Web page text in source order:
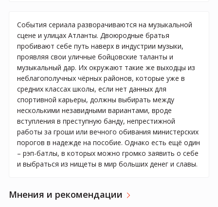
События сериала разворачиваются на музыкальной
сцене и улицах Атланты. Двоюродные братья
пробивают себе путь наверх в индустрии музыки,
проявляя свои уличные бойцовские таланты и
музыкальный дар. Их окружают такие же выходцы из
неблагополучных чёрных районов, которые уже в
средних классах школы, если нет данных для
спортивной карьеры, должны выбирать между
несколькими незавидными вариантами, вроде
вступления в преступную банду, непрестижной
работы за гроши или вечного обивания министерских
порогов в надежде на пособие. Однако есть ещё один
– рэп-батлы, в которых можно громко заявить о себе
и выбраться из нищеты в мир больших денег и славы.
Мнения и рекомендации